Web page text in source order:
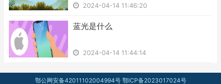
2024-04-14 11:46:20
​蓝光是什么
2024-04-14 11:44:14
鄂公网安备42011102004994号 鄂ICP备2023017024号